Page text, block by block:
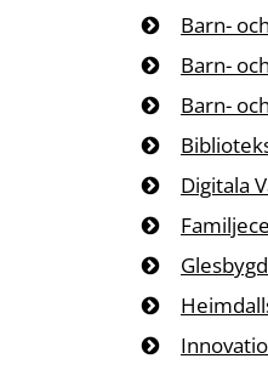
Barn-
Barn-
Barn-
Digitala